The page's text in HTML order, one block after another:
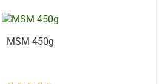
MSM 450g